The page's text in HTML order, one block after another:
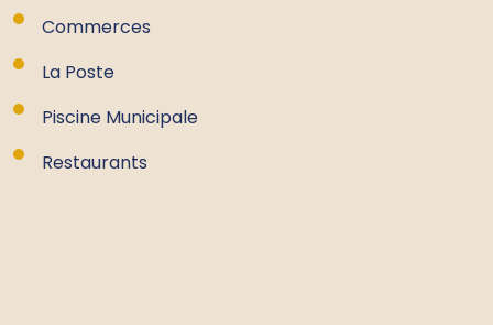
Commerces
La Poste
Piscine Municipale
Restaurants